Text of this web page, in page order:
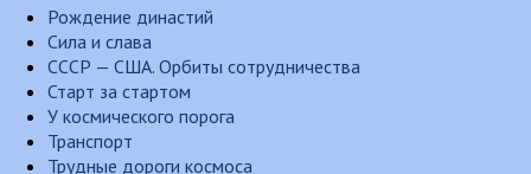
Рождение династий
Сила и слава
СССР — США. Орбиты сотрудничества
Старт за стартом
У космического порога
Транспорт
Трудные дороги космоса